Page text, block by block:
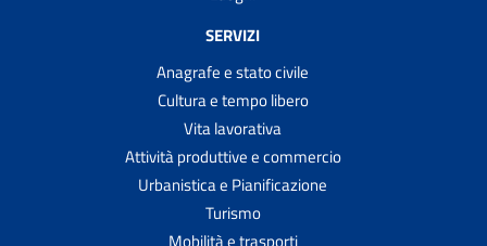
SERVIZI
Anagrafe e stato civile
Cultura e tempo libero
Vita lavorativa
Attività produttive e commercio
Urbanistica e Pianificazione
Turismo